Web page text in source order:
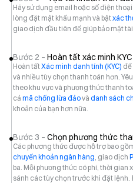
Hãy sử dụng email hoặc số điện
lòng đặt mật khẩu mạnh và bậtxác
giao dịch đầu tiên để giúp bảo mật
Bước 2 – Hoàn tất xác minh
Hoàn tấtXác minh danh tính (KYC) để
và nhiều tùy chọn thanh toán hơn.
theo khu vực và phương thức thanh
cả mã chống lừa đảovà danh sách
khoản của bạn hơn nữa.
Bước 3 – Chọn phương thức
Các phương thức được hỗ trợ bao
chuyển khoản ngân hàng, giao dịch
ba. Mỗi phương thức có phí, thời gian
sánh các tùy chọn trước khi đặt